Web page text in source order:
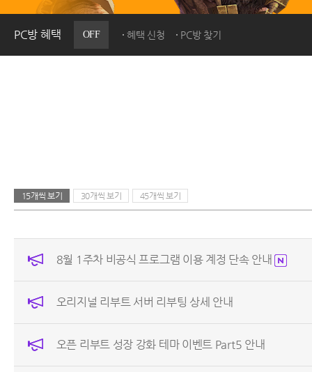
PC방 혜택 OFF 혜택 신청 PC방 찾기
15개씩 보기 30개씩 보기 45개씩 보기
8월 1주차 비공식 프로그램 이용 계정 단속 안내
오리지널 리부트 서버 리부팅 상세 안내
오픈 리부트 성장 강화 테마 이벤트 Part5 안내